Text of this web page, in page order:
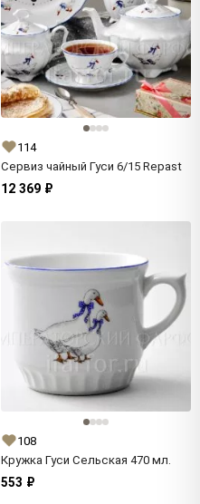
114
Сервиз чайный Гуси 6/15 Repast
12 369 ₽
108
Кружка Гуси Сельская 470 мл.
553 ₽